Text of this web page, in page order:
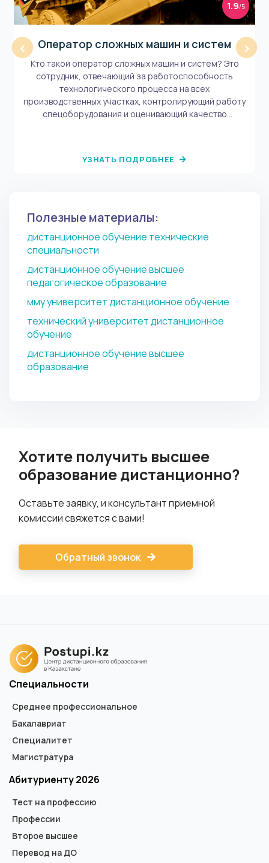
‹
1.9/5
Оператор сложных машин и систем
Кто такой оператор сложных машин и систем? Это
сотрудник, отвечающий за работоспособность
технологического процесса на всех
производственных участках, контролирующий работу
спецоборудования и оценивающий качество
других науках.
УЗНАТЬ ПОДРОБНЕЕ
›
Полезные материалы:
дистанционное обучение технические
специальности
дистанционное обучение высшее
педагогическое образование
мму университет дистанционное обучение
технический университет дистанционное
обучение
дистанционное обучение высшее
образование
Хотите получить высшее
образование дистанционно?
Оставьте заявку, и консультант приемной
комиссии свяжется с вами!
Обратный звонок
Специальности
Среднее профессиональное
Бакалавриат
Специалитет
Магистратура
Абитуриенту 2026
Тест на профессию
Профессии
Второе высшее
Перевод на ДО